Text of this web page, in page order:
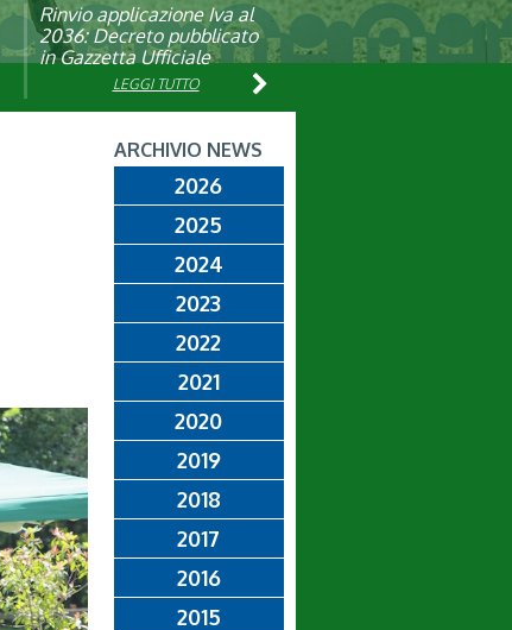
Rinvio applicazione Iva al
2036: Decreto pubblicato
in Gazzetta Ufficiale
LEGGI TUTTO
Visita veterinaria annuale
LEGGI TUTTO
ARCHIVIO NEWS
2026
2025
2024
2023
2022
2021
2020
2019
2018
2017
2016
2015